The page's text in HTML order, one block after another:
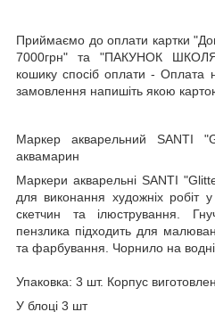
Приймаємо до оплати картки
7000грн" та "ПАКУНОК
кошику спосіб оплати - Оплата
замовлення напишіть якою
Маркер акварельний SANTI
аквамарин
Маркери акварельні SANTI
для виконання художніх робіт
скетчин та ілюстрування.
пензлика підходить для
та фарбування. Чорнило на
Упаковка: 3 шт. Корпус
У блоці 3 шт